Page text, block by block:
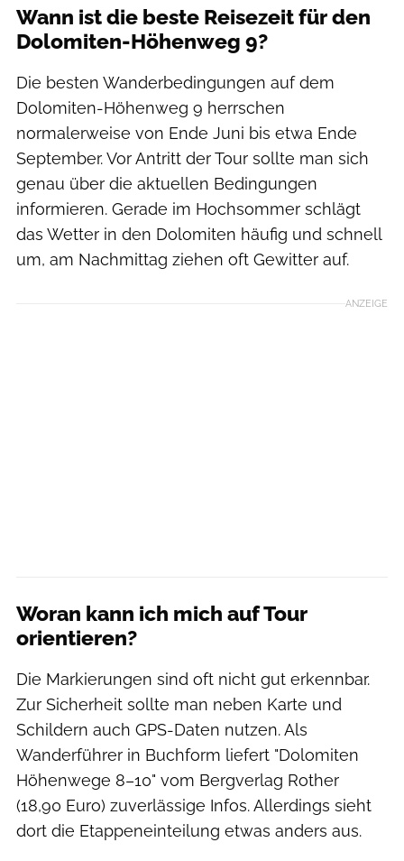
Wann ist die beste Reisezeit für den
Dolomiten-Höhenweg 9?
Die besten Wanderbedingungen auf dem
Dolomiten-Höhenweg 9 herrschen
normalerweise von Ende Juni bis etwa Ende
September. Vor Antritt der Tour sollte man sich
genau über die aktuellen Bedingungen
informieren. Gerade im Hochsommer schlägt
das Wetter in den Dolomiten häufig und schnell
um, am Nachmittag ziehen oft Gewitter auf.
ANZEIGE
Woran kann ich mich auf Tour
orientieren?
Die Markierungen sind oft nicht gut erkennbar.
Zur Sicherheit sollte man neben Karte und
Schildern auch GPS-Daten nutzen. Als
Wanderführer in Buchform liefert "Dolomiten
Höhenwege 8–10" vom Bergverlag Rother
(18,90 Euro) zuverlässige Infos. Allerdings sieht
dort die Etappeneinteilung etwas anders aus.